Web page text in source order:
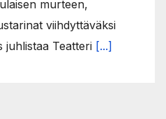
murteen,
viihdyttäväksi
juhlistaa Teatteri [...]